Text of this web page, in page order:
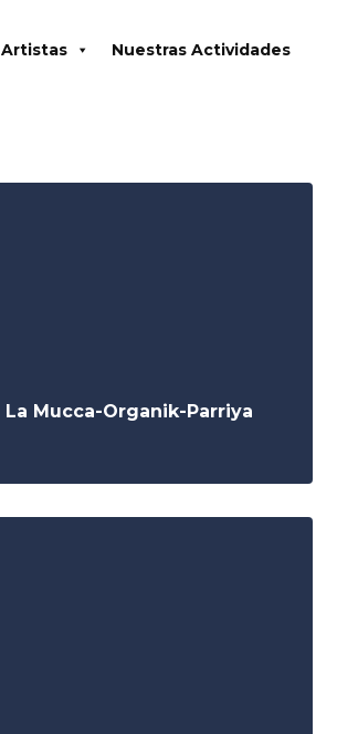
Artistas Nuestras Actividades
La Mucca-Organik-Parriya